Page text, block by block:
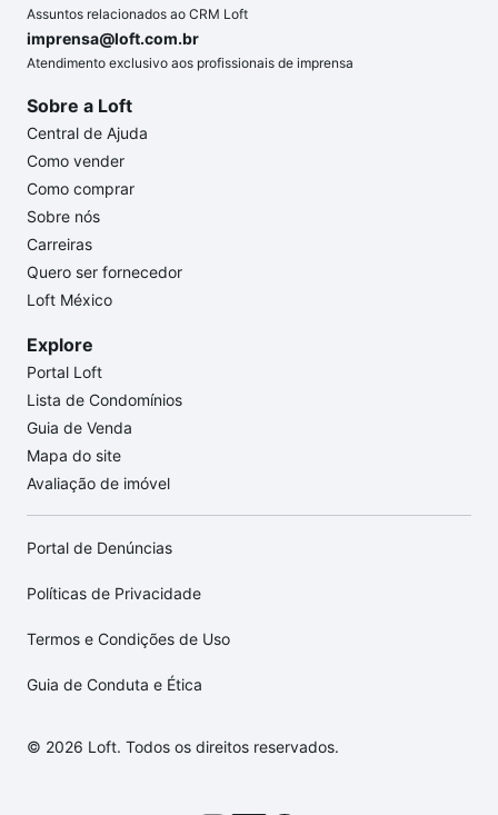
Assuntos relacionados ao CRM Loft
imprensa@loft.com.br
Atendimento exclusivo aos profissionais de imprensa
Sobre a Loft
Central de Ajuda
Como vender
Como comprar
Sobre nós
Carreiras
Quero ser fornecedor
Loft México
Explore
Portal Loft
Lista de Condomínios
Guia de Venda
Mapa do site
Avaliação de imóvel
Portal de Denúncias
Políticas de Privacidade
Termos e Condições de Uso
Guia de Conduta e Ética
© 2026 Loft. Todos os direitos reservados.